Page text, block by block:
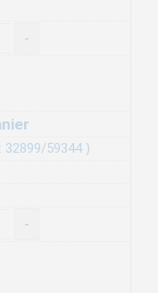
-
32899/59344 )
-